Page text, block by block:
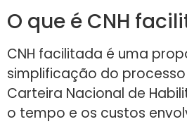
O que é CNH
CNH facilitada é uma
simplificação do
Carteira Nacional de
o tempo e os custos